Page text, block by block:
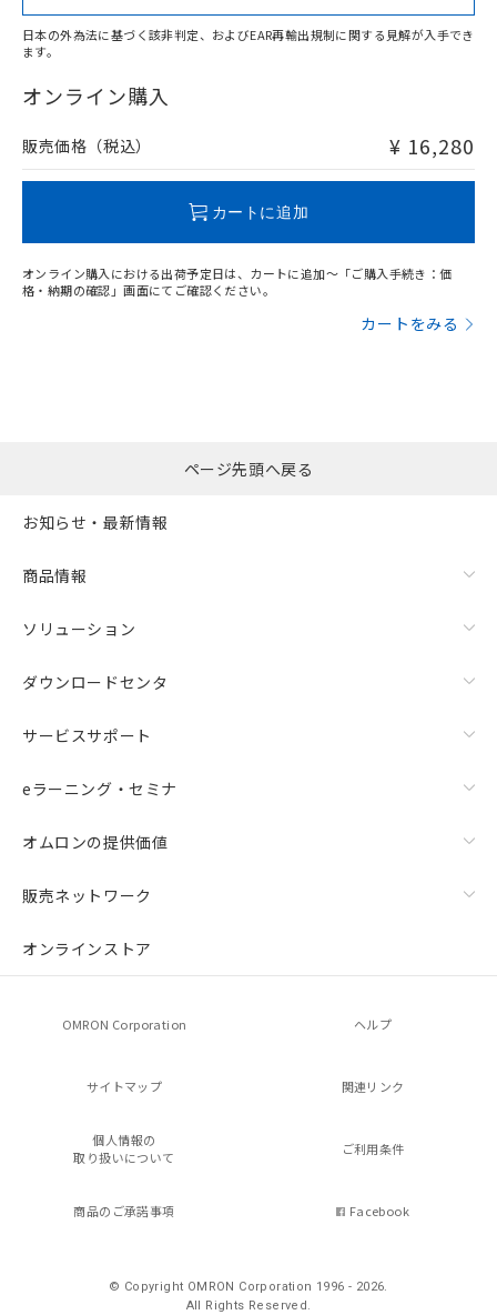
在庫等で未対応品が混在する可能性があります。
問い合わせください。
日本の外為法に基づく該非判定、およびEAR再輸出規制に関する見解が入手でき
ます。
オンライン購入
販売価格（税込） ¥ 16,280
カートに追加
オンライン購入における出荷予定日は、カートに追加～「ご購入手続き：価
格・納期の確認」画面にてご確認ください。
カートをみる
ページ先頭へ戻る
お知らせ・最新情報
商品情報
ソリューション
ダウンロードセンタ
サービスサポート
eラーニング・セミナ
オムロンの提供価値
販売ネットワーク
オンラインストア
OMRON Corporation ヘルプ
サイトマップ 関連リンク
個人情報の
取り扱いについて
ご利用条件
商品のご承諾事項 Facebook
© Copyright OMRON Corporation 1996 - 2026.
All Rights Reserved.